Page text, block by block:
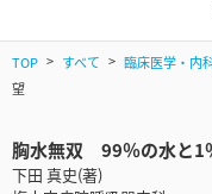
TOP すべて 臨床医学・内
望
胸水無双 99％の水と1
下田 真史(著)